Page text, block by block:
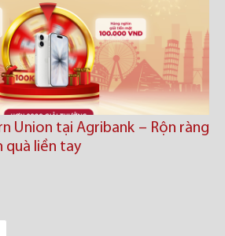
Union tại Agribank – Rộn ràng
quà liền tay